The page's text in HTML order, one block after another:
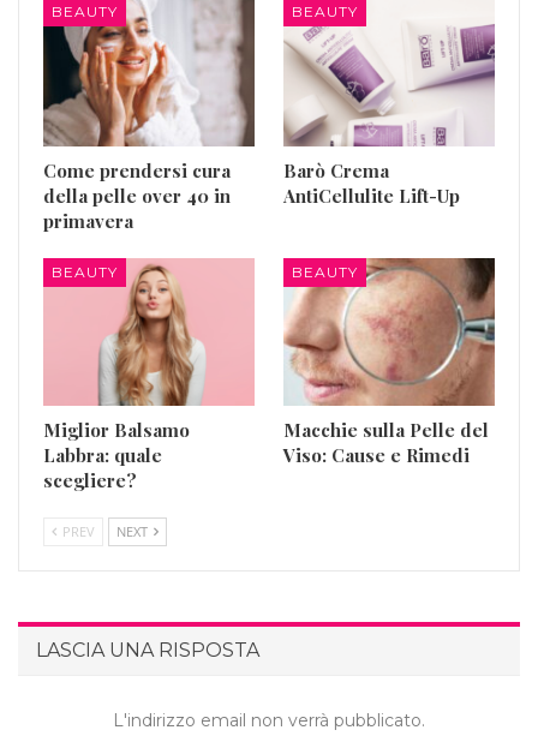
BEAUTY
Come prendersi cura
della pelle over 40 in
primavera
BEAUTY
Barò Crema
AntiCellulite Lift-Up
BEAUTY
Miglior Balsamo
Labbra: quale
scegliere?
BEAUTY
Macchie sulla Pelle del
Viso: Cause e Rimedi
PREV NEXT
LASCIA UNA RISPOSTA
L'indirizzo email non verrà pubblicato.